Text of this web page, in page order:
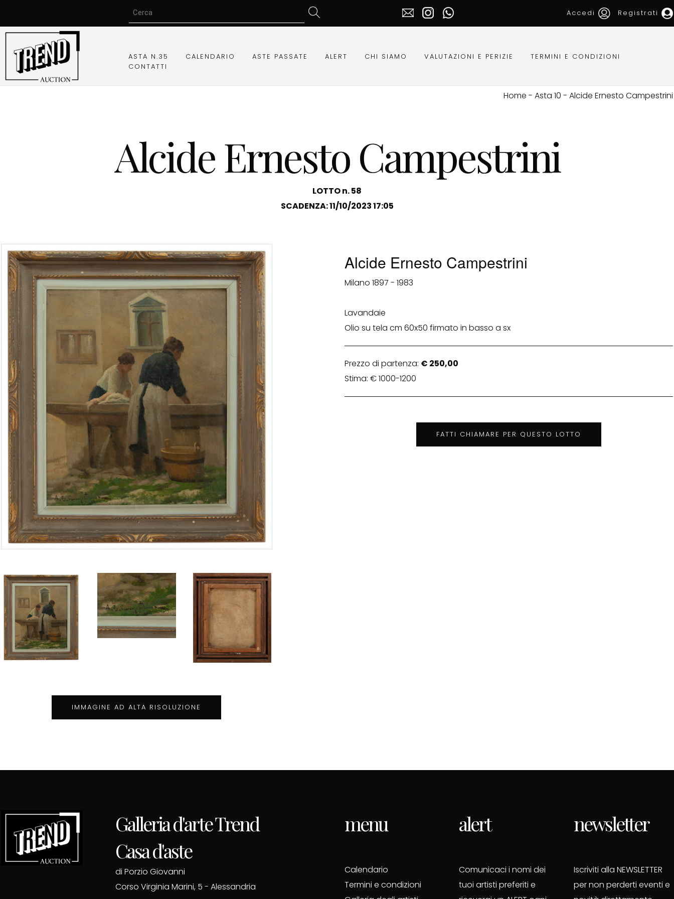
Accedi Registrati
ASTA N.35 CALENDARIO ASTE PASSATE ALERT CHI SIAMO VALUTAZIONI E PERIZIE
TERMINI E CONDIZIONI
CONTATTI
Home - Asta 10 - Alcide Ernesto Campestrini
Alcide Ernesto Campestrini
LOTTO n. 58
SCADENZA: 11/10/2023 17:05
IMMAGINE AD ALTA RISOLUZIONE
Alcide Ernesto Campestrini
Milano 1897 - 1983
Lavandaie
Olio su tela cm 60x50 firmato in basso a sx
Prezzo di partenza: € 250,00
Stima: € 1000-1200
FATTI CHIAMARE PER QUESTO LOTTO
Galleria d'arte Trend
Casa d'aste
di Porzio Giovanni
Corso Virginia Marini, 5 - Alessandria
menu
Calendario
Termini e condizioni
alert
Comunicaci i nomi dei
tuoi artisti preferiti e
newsletter
Iscriviti alla NEWSLETTER
per non perderti eventi e